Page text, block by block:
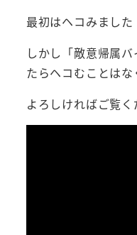
最初はヘコみました
しかし「敵意帰属
たらヘコむことはな
よろしければご覧く